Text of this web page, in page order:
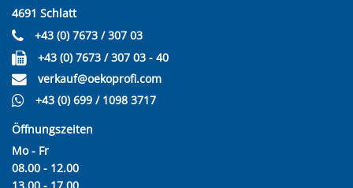
4691 Schlatt
+43 (0) 7673 / 307 03
+43 (0) 7673 / 307 03 - 40
verkauf@oekoprofi.com
+43 (0) 699 / 1098 3717
Öffnungszeiten
Mo - Fr
08.00 - 12.00